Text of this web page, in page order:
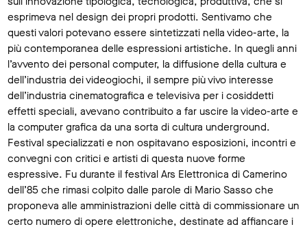
esprimeva nel design dei propri prodotti. Sentivamo che
questi valori potevano essere sintetizzati nella video-arte, la
più contemporanea delle espressioni artistiche. In quegli anni
l’avvento dei personal computer, la diffusione della cultura e
dell’industria dei videogiochi, il sempre più vivo interesse
dell’industria cinematografica e televisiva per i cosiddetti
effetti speciali, avevano contribuito a far uscire la video-arte e
la computer grafica da una sorta di cultura underground.
Festival specializzati e non ospitavano esposizioni, incontri e
convegni con critici e artisti di questa nuove forme
espressive. Fu durante il festival Ars Elettronica di Camerino
dell’85 che rimasi colpito dalle parole di Mario Sasso che
proponeva alle amministrazioni delle città di commissionare un
certo numero di opere elettroniche, destinate ad affiancare i